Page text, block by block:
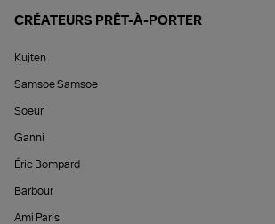
CRÉATEURS PRÊT-À-PORTER
Kujten
Samsoe Samsoe
Soeur
Ganni
Éric Bompard
Barbour
Ami Paris